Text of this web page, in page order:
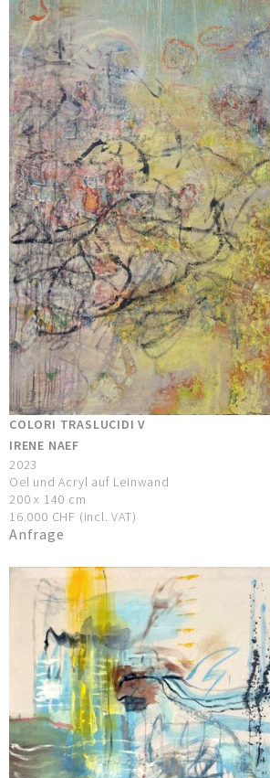
COLORI TRASLUCIDI V
IRENE NAEF
2023
Oel und Acryl auf Leinwand
200 x 140 cm
16.000 CHF (incl. VAT)
Anfrage